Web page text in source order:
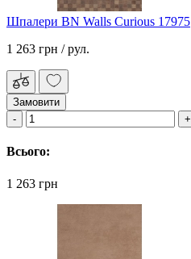
Шпалери BN Walls Curious 17975
1 263 грн / рул.
Замовити
Всього:
1 263 грн